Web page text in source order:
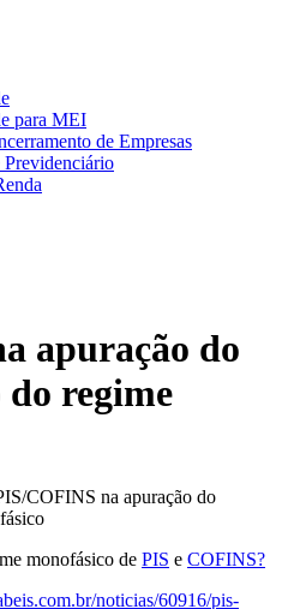
para MEI
de Empresas
Previdenciário
apuração do
regime
COFINS na apuração do
monofásico de PIS e COFINS?
noticias/60916/pis-